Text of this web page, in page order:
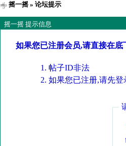
摇一摇» 论坛提示
摇一摇 提示信息
如果您已注册会员,请直接在
帖子ID非法
如果您已注册,请先